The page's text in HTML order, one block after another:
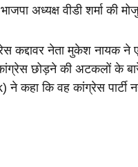
अध्यक्ष वीडी शर्मा की
कद्दावर नेता मुकेश नायक
छोड़ने की अटकलों के
कहा कि वह कांग्रेस पार्टी